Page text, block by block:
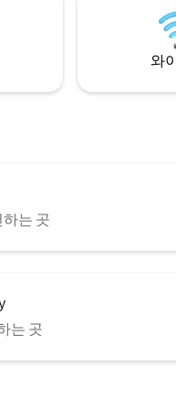
없습니다. 호수
과 놀라운 일몰을
.
보로 20분
활의 맛
와
는 곳
는 곳